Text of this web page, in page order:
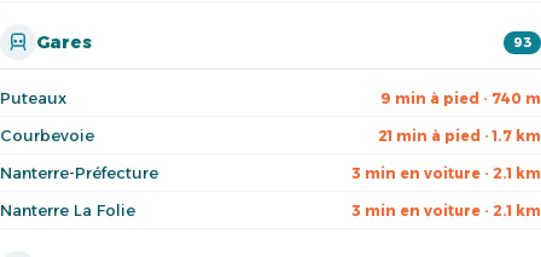
Gares 93
Puteaux 9 min à pied · 740 m
Courbevoie 21 min à pied · 1.7 km
Nanterre-Préfecture 3 min en voiture · 2.1 km
Nanterre La Folie 3 min en voiture · 2.1 km